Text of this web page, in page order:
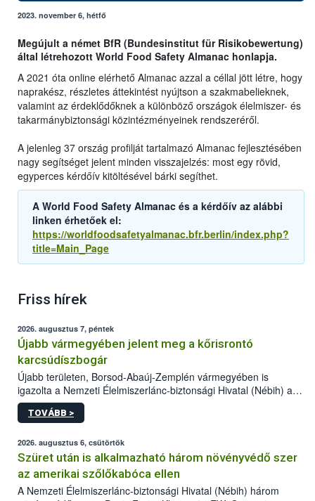
2023. november 6, hétfő
Megújult a német BfR (Bundesinstitut für Risikobewertung)
által létrehozott World Food Safety Almanac honlapja.
A 2021 óta online elérhető Almanac azzal a céllal jött létre, hogy
naprakész, részletes áttekintést nyújtson a szakmabelieknek,
valamint az érdeklődőknek a különböző országok élelmiszer- és
takarmánybiztonsági közintézményeinek rendszeréről.
A jelenleg 37 ország profilját tartalmazó Almanac fejlesztésében
nagy segítséget jelent minden visszajelzés: most egy rövid,
egyperces kérdőív kitöltésével bárki segíthet.
A World Food Safety Almanac és a kérdőív az alábbi
linken érhetőek el:
https://worldfoodsafetyalmanac.bfr.berlin/index.php?
title=Main_Page
Friss hírek
2026. augusztus 7, péntek
Újabb vármegyében jelent meg a kőrisrontó
karcsúdíszbogár
Újabb területen, Borsod-Abaúj-Zemplén vármegyében is
igazolta a Nemzeti Élelmiszerlánc-biztonsági Hivatal (Nébih) a
kőrisrontó karcsúdíszbogár (Agrilus planipennis) jelenlétét. A
kártevőt nem csak színcsapdában találták meg, de már fertőzött
az intenzív felderítést, emellett az intézkedéseket a szlovák
hatósággal is összehangolják a terjedés megállítása érdekében.
TOVÁBB >
2026. augusztus 6, csütörtök
Szüret után is alkalmazható három növényvédő szer
az amerikai szőlőkabóca ellen
A Nemzeti Élelmiszerlánc-biztonsági Hivatal (Nébih) három